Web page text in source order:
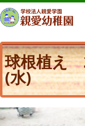
球根植え
(水)